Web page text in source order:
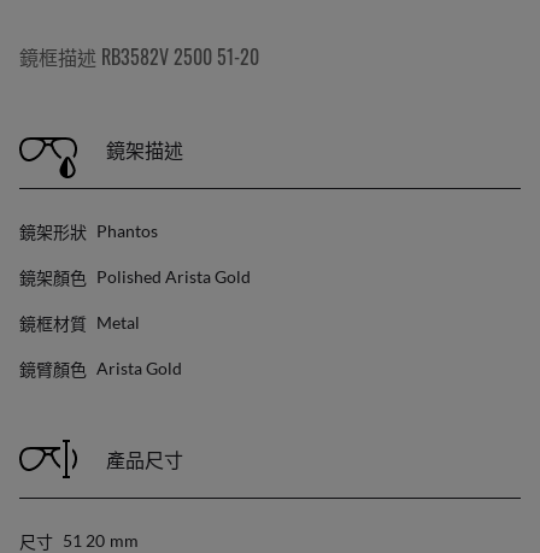
鏡框描述 RB3582V 2500 51-20
鏡架描述
鏡架形狀 Phantos
鏡架顏色 Polished Arista Gold
鏡框材質 Metal
鏡臂顏色 Arista Gold
產品尺寸
尺寸 51 20 Mm